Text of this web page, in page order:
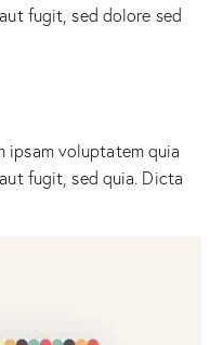
fugit, sed dolore sed
ipsam voluptatem quia
fugit, sed quia. Dicta